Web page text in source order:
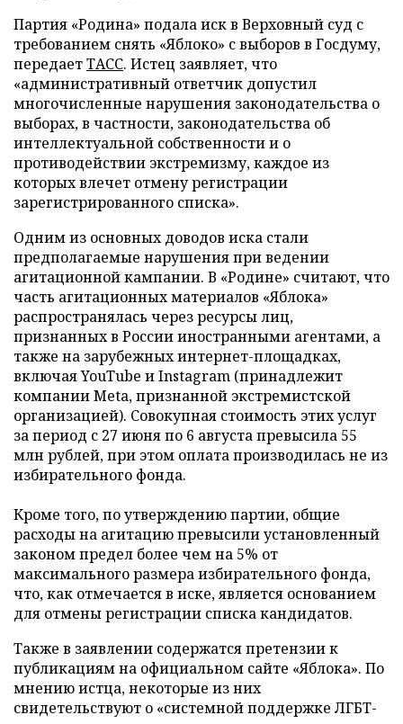
Партия «Родина» подала иск в Верховный суд с
требованием снять «Яблоко» с выборов в Госдуму,
передаетТАСС. Истец заявляет, что
«административный ответчик допустил
многочисленные нарушения законодательства о
выборах, в частности, законодательства об
интеллектуальной собственности и о
противодействии экстремизму, каждое из
которых влечет отмену регистрации
зарегистрированного списка».
Одним из основных доводов иска стали
предполагаемые нарушения при ведении
агитационной кампании. В «Родине» считают, что
часть агитационных материалов «Яблока»
распространялась через ресурсы лиц,
признанных в России иностранными агентами, а
также на зарубежных интернет-площадках,
включая YouTube и Instagram (принадлежит
компании Meta, признанной экстремистской
организацией). Совокупная стоимость этих услуг
за период с 27 июня по 6 августа превысила 55
млн рублей, при этом оплата производилась не из
избирательного фонда.
Кроме того, по утверждению партии, общие
расходы на агитацию превысили установленный
законом предел более чем на 5% от
максимального размера избирательного фонда,
что, как отмечается в иске, является основанием
для отмены регистрации списка кандидатов.
Также в заявлении содержатся претензии к
публикациям на официальном сайте «Яблока». По
мнению истца, некоторые из них
свидетельствуют о «системной поддержке ЛГБТ-